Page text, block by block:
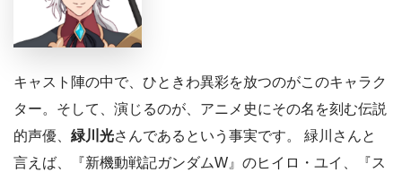
キャスト陣の中で、ひときわ異彩を放つのがこのキャラク
ター。そして、演じるのが、アニメ史にその名を刻む伝説
的声優、 緑川光さんであるという事実です。 緑川さんと
言えば、『新機動戦記ガンダムW』のヒイロ・ユイ、『ス